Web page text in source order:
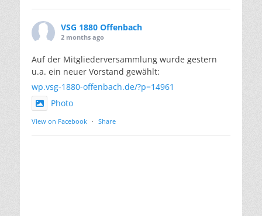
VSG 1880 Offenbach
2 months ago
Auf der Mitgliederversammlung wurde gestern
u.a. ein neuer Vorstand gewählt:
wp.vsg-1880-offenbach.de/?p=14961
Photo
View on Facebook · Share